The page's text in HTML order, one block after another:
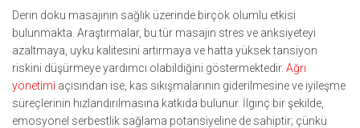
Derin doku masajının sağlık üzerinde birçok olumlu etkisi
bulunmakta. Araştırmalar, bu tür masajın stres ve anksiyeteyi
azaltmaya, uyku kalitesini artırmaya ve hatta yüksek tansiyon
riskini düşürmeye yardımcı olabildiğini göstermektedir. Ağrı
yönetimi açısından ise, kas sıkışmalarının giderilmesine ve iyileşme
süreçlerinin hızlandırılmasına katkıda bulunur. İlginç bir şekilde,
emosyonel serbestlik sağlama potansiyeline de sahiptir; çünkü